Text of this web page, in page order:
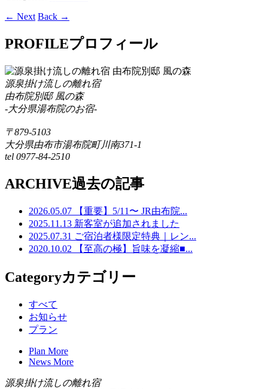
← Next Back →
PROFILEプロフィール
源泉掛け流しの離れ宿
由布院別邸 風の森
-大分県湯布院のお宿-
〒879-5103
大分県由布市湯布院町川南371-1
tel 0977-84-2510
ARCHIVE過去の記事
2026.05.07 【重要】5/11〜 JR由布院...
2025.11.13 新客室が追加されました
2025.07.31 ご宿泊者様限定特典｜レン...
2020.10.02 【至高の極】旨味を凝縮■...
Categoryカテゴリー
すべて
お知らせ
プラン
Plan More
News More
源泉掛け流しの離れ宿